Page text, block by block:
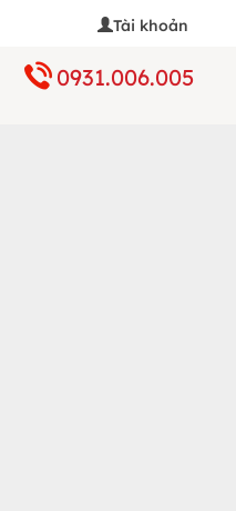
Tài khoản
0931.006.005